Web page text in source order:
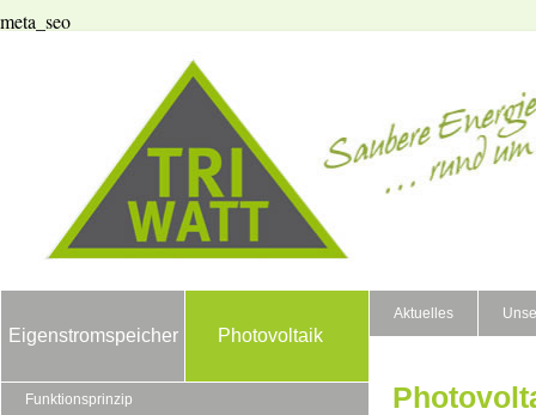
meta_seo
Eigenstromspeicher Photovoltaik
Aktuelles
Funktionsprinzip